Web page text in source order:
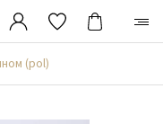
(pol)